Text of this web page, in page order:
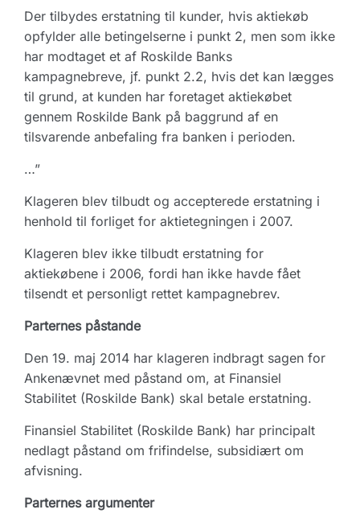
Der tilbydes erstatning til kunder, hvis aktiekøb
opfylder alle betingelserne i punkt 2, men som ikke
har modtaget et af Roskilde Banks
kampagnebreve, jf. punkt 2.2, hvis det kan lægges
til grund, at kunden har foretaget aktiekøbet
gennem Roskilde Bank på baggrund af en
tilsvarende anbefaling fra banken i perioden.
…”
Klageren blev tilbudt og accepterede erstatning i
henhold til forliget for aktietegningen i 2007.
Klageren blev ikke tilbudt erstatning for
aktiekøbene i 2006, fordi han ikke havde fået
tilsendt et personligt rettet kampagnebrev.
Parternes påstande
Den 19. maj 2014 har klageren indbragt sagen for
Ankenævnet med påstand om, at Finansiel
Stabilitet (Roskilde Bank) skal betale erstatning.
Finansiel Stabilitet (Roskilde Bank) har principalt
nedlagt påstand om frifindelse, subsidiært om
afvisning.
Parternes argumenter